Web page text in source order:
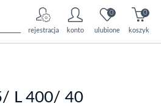
rejestracja konto
0
ulubione
0
koszyk
L 400/ 40